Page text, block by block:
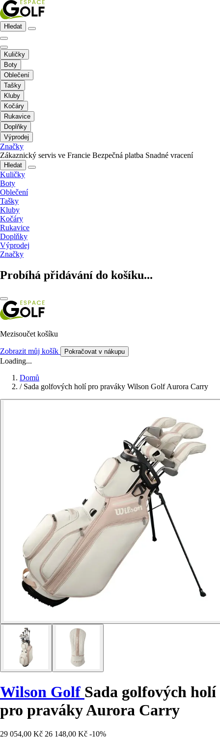
Hledat
Kuličky
Boty
Oblečení
Tašky
Kluby
Kočáry
Rukavice
Doplňky
Výprodej
Značky
Zákaznický servis ve Francie Bezpečná platba Snadné vracení
Hledat
Kuličky
Boty
Oblečení
Tašky
Kluby
Kočáry
Rukavice
Doplňky
Výprodej
Značky
Probíhá přidávání do košíku...
Mezisoučet košíku
Zobrazit můj košík Pokračovat v nákupu
Loading...
Domů
/ Sada golfových holí pro praváky Wilson Golf Aurora Carry
Wilson Golf Sada golfových holí
pro praváky Aurora Carry
29 054,00 Kč 26 148,00 Kč -10%